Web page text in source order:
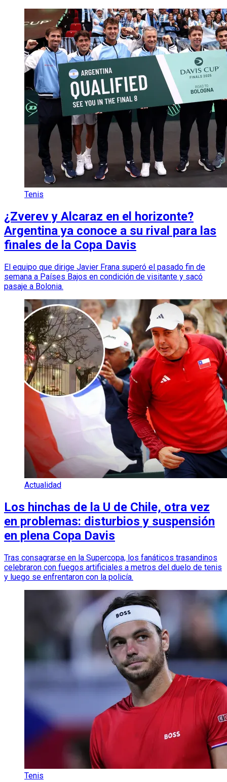
Tenis
¿Zverev y Alcaraz en el horizonte?
Argentina ya conoce a su rival para las
finales de la Copa Davis
El equipo que dirige Javier Frana superó el pasado fin de
semana a Países Bajos en condición de visitante y sacó
pasaje a Bolonia.
Actualidad
Los hinchas de la U de Chile, otra vez
en problemas: disturbios y suspensión
en plena Copa Davis
Tras consagrarse en la Supercopa, los fanáticos trasandinos
celebraron con fuegos artificiales a metros del duelo de tenis
y luego se enfrentaron con la policía.
Tenis